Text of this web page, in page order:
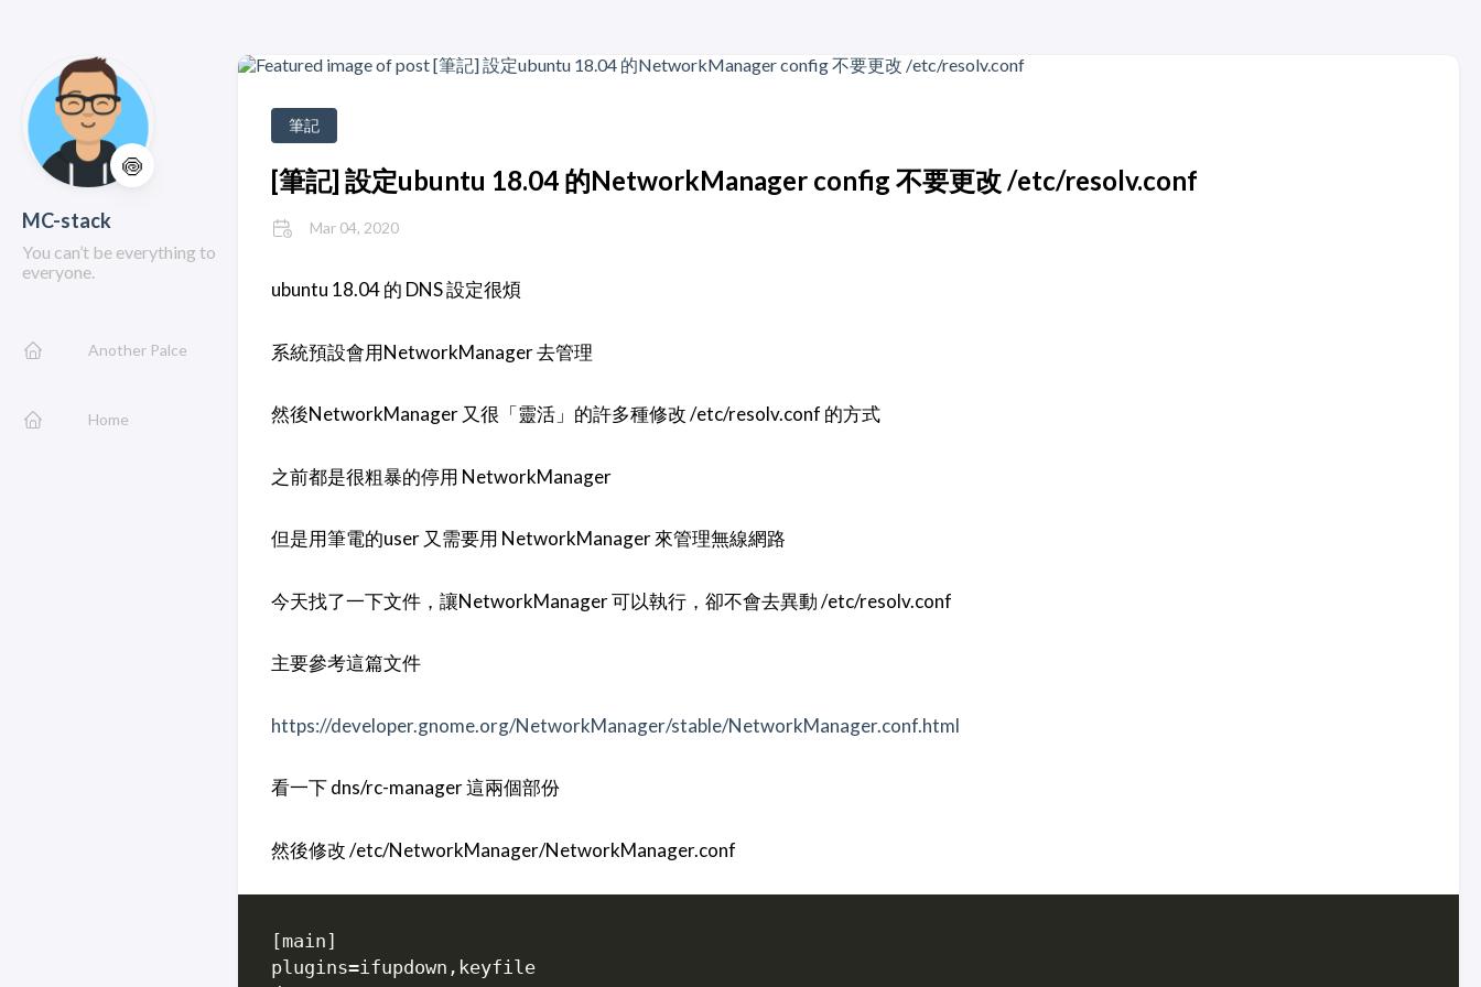
🍥
MC-stack
You can’t be everything to
everyone.
Another Palce
Home
筆記
[筆記] 設定ubuntu 18.04 的NetworkManager config 不要更改 /etc/resolv.conf
Mar 04, 2020
ubuntu 18.04 的 DNS 設定很煩
系統預設會用NetworkManager 去管理
然後NetworkManager 又很「靈活」的許多種修改 /etc/resolv.conf 的方式
之前都是很粗暴的停用 NetworkManager
但是用筆電的user 又需要用 NetworkManager 來管理無線網路
今天找了一下文件，讓NetworkManager 可以執行，卻不會去異動 /etc/resolv.conf
主要參考這篇文件
https://developer.gnome.org/NetworkManager/stable/NetworkManager.conf.html
看一下 dns/rc-manager 這兩個部份
然後修改 /etc/NetworkManager/NetworkManager.conf
[main]
plugins=ifupdown,keyfile